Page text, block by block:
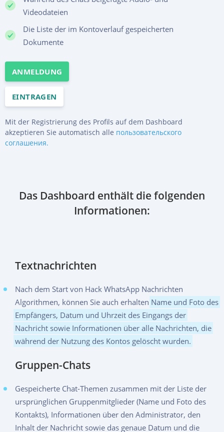
Videodateien
Die Liste der im Kontoverlauf gespeicherten
Dokumente
ANMELDUNG
EINTRAGEN
Mit der Registrierung des Profils auf dem Dashboard
akzeptieren Sie automatisch alle пользовательского
соглашения.
Das Dashboard enthält die folgenden
Informationen:
Textnachrichten
Nach dem Start von Hack WhatsApp Nachrichten
Algorithmen, können Sie auch erhalten Name und Foto des
Empfängers, Datum und Uhrzeit des Eingangs der
Nachricht sowie Informationen über alle Nachrichten, die
während der Nutzung des Kontos gelöscht wurden.
Gruppen-Chats
Gespeicherte Chat-Themen zusammen mit der Liste der
ursprünglichen Gruppenmitglieder (Name und Foto des
Kontakts), Informationen über den Administrator, den
Inhalt der Nachricht sowie das genaue Datum und die